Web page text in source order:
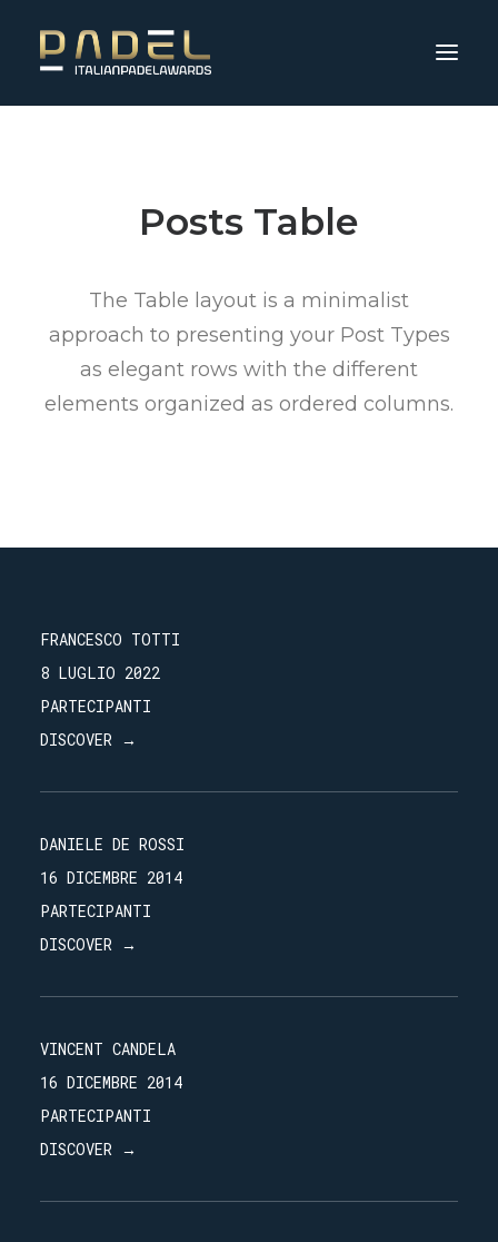
Posts Table
The Table layout is a minimalist
approach to presenting your Post Types
as elegant rows with the different
elements organized as ordered columns.
FRANCESCO TOTTI
8 LUGLIO 2022
PARTECIPANTI
DISCOVER →
DANIELE DE ROSSI
16 DICEMBRE 2014
PARTECIPANTI
DISCOVER →
VINCENT CANDELA
16 DICEMBRE 2014
PARTECIPANTI
DISCOVER →